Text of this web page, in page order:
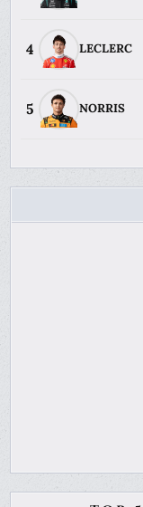
4 LECLERC
5 NORRIS